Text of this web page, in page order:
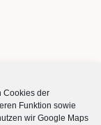
Cookies der
Funktion sowie
wir Google Maps